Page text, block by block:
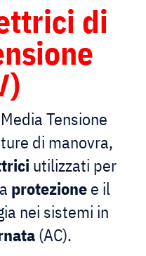
di
Tensione
di manovra,
utilizzati per
protezionee il
nei sistemi in
(AC).